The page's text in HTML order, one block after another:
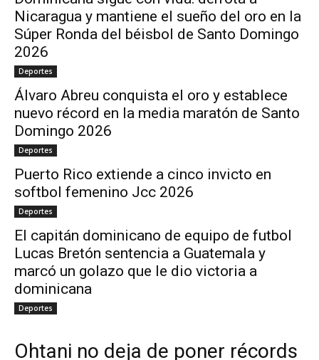
Nicaragua y mantiene el sueño del oro en la
Súper Ronda del béisbol de Santo Domingo
2026
Deportes
Álvaro Abreu conquista el oro y establece
nuevo récord en la media maratón de Santo
Domingo 2026
Deportes
Puerto Rico extiende a cinco invicto en
softbol femenino Jcc 2026
Deportes
El capitán dominicano de equipo de futbol
Lucas Bretón sentencia a Guatemala y
marcó un golazo que le dio victoria a
dominicana
Deportes
Ohtani no deja de poner récords